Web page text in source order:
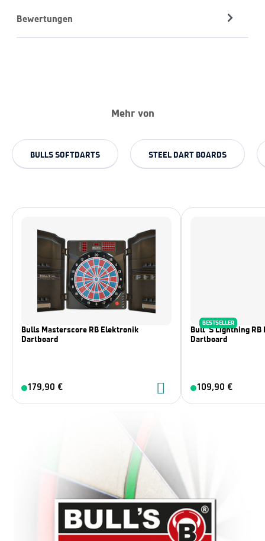
Bewertungen
Mehr von
BULLS SOFTDARTS STEEL DART BOARDS
Bulls Masterscore RB Elektronik
Dartboard
179,90 €
BESTSELLER
Bull´s Lightning
Dartboard
109,90 €